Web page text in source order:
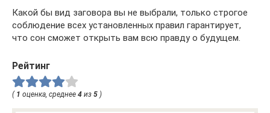
Какой бы вид заговора вы не выбрали, только строгое
соблюдение всех установленных правил гарантирует,
что сон сможет открыть вам всю правду о будущем.
Рейтинг
( 1 оценка, среднее 4 из 5 )